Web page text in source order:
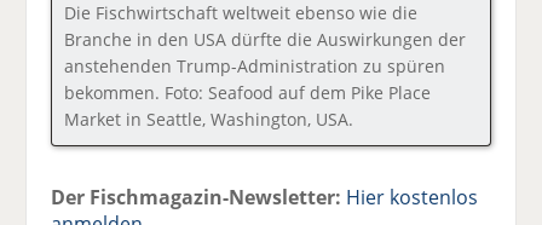
Die Fischwirtschaft weltweit ebenso wie die
Branche in den USA dürfte die Auswirkungen der
anstehenden Trump-Administration zu spüren
bekommen. Foto: Seafood auf dem Pike Place
Market in Seattle, Washington, USA.
Der Fischmagazin-Newsletter: Hier kostenlos